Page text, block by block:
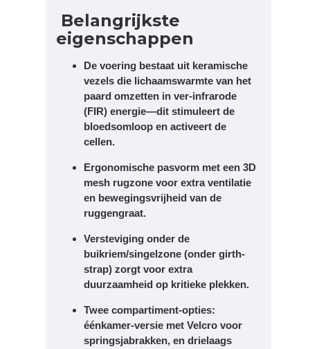
Belangrijkste
eigenschappen
De voering bestaat uit keramische
vezels die lichaamswarmte van het
paard omzetten in ver-infrarode
(FIR) energie—dit stimuleert de
bloedsomloop en activeert de
cellen.
Ergonomische pasvorm met een 3D
mesh rugzone voor extra ventilatie
en bewegingsvrijheid van de
ruggengraat.
Versteviging onder de
buikriem/singelzone (onder girth-
strap) zorgt voor extra
duurzaamheid op kritieke plekken.
Twee compartiment-opties:
éénkamer‐versie met Velcro voor
springsjabrakken, en drielaags